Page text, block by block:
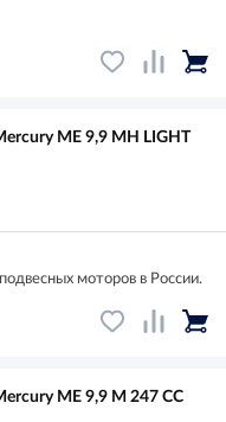
ME 9,9 MH LIGHT
моторов в России.
ME 9,9 M 247 CC